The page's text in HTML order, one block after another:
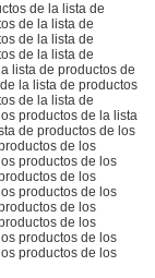
de la lista de
de la lista de
de la lista de
de la lista de
lista de productos de
la lista de productos
de la lista de
productos de la lista
de productos de los
de los
productos de los
de los
productos de los
de los
de los
productos de los
productos de los